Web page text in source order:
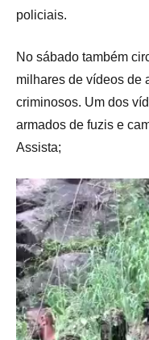
policiais.
No sábado também
milhares de vídeos de
criminosos. Um dos
armados de fuzis e
Assista;